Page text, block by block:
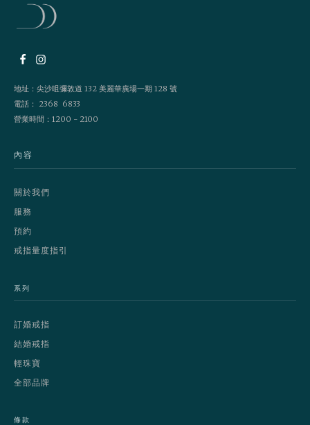
地址：尖沙咀彌敦道 132 美麗華廣場一期 128 號
電話： 2368 6833
營業時間：1200 - 2100
內容
關於我們
服務
預約
戒指量度指引
系列
訂婚戒指
結婚戒指
輕珠寶
全部品牌
條款